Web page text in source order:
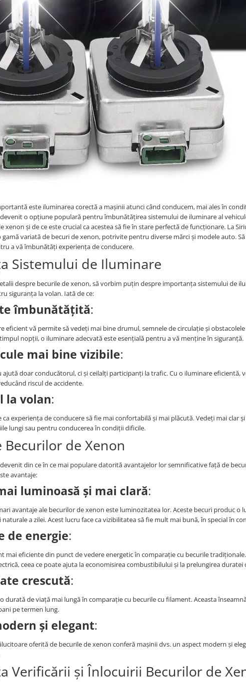
la
este iluminarea corectă a mașinii atunci când conducem, mai ales în
o opțiune populară pentru îmbunătățirea sistemului de iluminare al
xenon și de ce este crucial ca acestea să fie în stare perfectă de funcționare. La
variată de becuri de xenon, potrivite pentru diverse mărci și modele auto.
a vă îmbunătăți experiența de conducere.
Sistemului de Iluminare
despre becurile de xenon, să vorbim puțin despre importanța sistemului de
siguranța la volan. Iată de ce:
îmbunătățită:
eficient vă permite să vedeți mai bine drumul, semnele de circulație și
nopții, o iluminare adecvată este esențială pentru a vă menține în siguranță.
mai bine vizibile:
ajută doar conducătorul, ci și ceilalți participanți la trafic. Cu o iluminare eficientă,
riscul de accidente.
la volan:
experiența de conducere să fie mai confortabilă și mai plăcută. Vedeți mai clar
lungi sau pentru conducerea în condiții dificile.
Becurilor de Xenon
din ce în ce mai populare datorită avantajelor lor semnificative față de
avantaje:
luminoasă și mai clară:
avantaje ale becurilor de xenon este luminozitatea lor. Aceste becuri produc o
a zilei. Acest lucru face ca vizibilitatea să fie mult mai bună, în special în
de energie:
mai eficiente din punct de vedere energetic în comparație cu becurile
ceea ce poate ajuta la economisirea combustibilului și la prelungirea duratei
crescută:
durată de viață mai lungă în comparație cu becurile cu filament. Aceasta
pe termen lung.
și elegant:
oferită de becurile de xenon conferă mașinii dvs. un aspect modern și
Verificării și Înlocuirii Becurilor de